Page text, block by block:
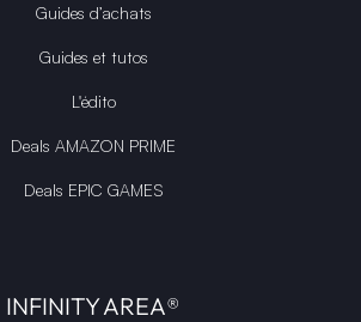
Guides d’achats
Guides et tutos
L'édito
Deals AMAZON PRIME
Deals EPIC GAMES
INFINITY AREA®